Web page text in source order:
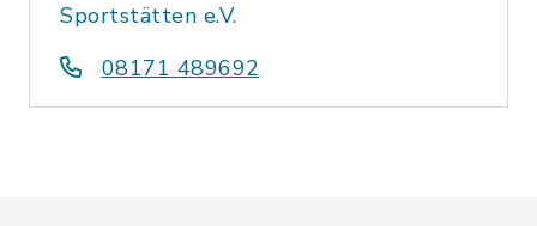
Sportstätten e.V.
08171 489692